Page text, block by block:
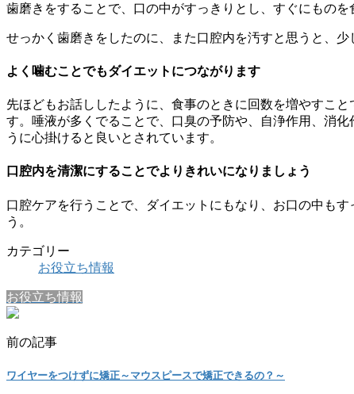
歯磨きをすることで、口の中がすっきりとし、すぐにものを
せっかく歯磨きをしたのに、また口腔内を汚すと思うと、
よく噛むことでもダイエットにつながります
先ほどもお話ししたように、食事のときに回数を増やすこ
す。唾液が多くでることで、口臭の予防や、自浄作用、消
うに心掛けると良いとされています。
口腔内を清潔にすることでよりきれいになりましょう
口腔ケアを行うことで、ダイエットにもなり、お口の中も
う。
カテゴリー
お役立ち情報
お役立ち情報
前の記事
ワイヤーをつけずに矯正～マウスピースで矯正できるの？～